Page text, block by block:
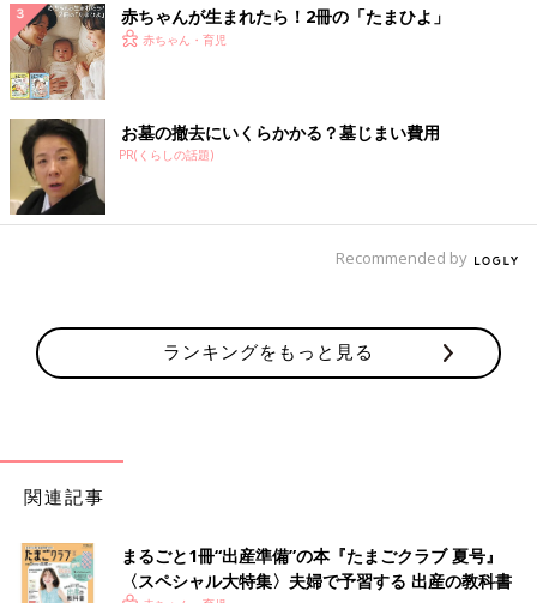
赤ちゃんが生まれたら！2冊の「たまひよ」
赤ちゃん・育児
お墓の撤去にいくらかかる？墓じまい費用
PR(くらしの話題)
Recommended by
ランキングをもっと見る
関連記事
まるごと1冊“出産準備”の本『たまごクラブ 夏号』
〈スペシャル大特集〉夫婦で予習する 出産の教科書